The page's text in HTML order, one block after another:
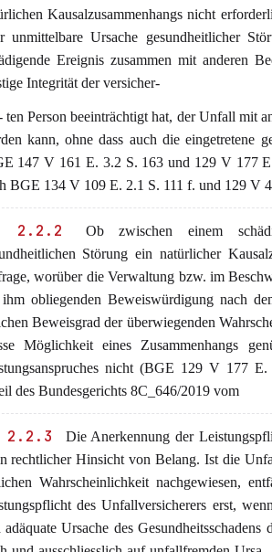
Kausalzusammenhangs nicht
unmittelbare Ursache gesundheitlicher
Ereignis zusammen mit anderen
Integrität der versicher-
ten Person beeinträchtigt hat, der Unfall mit
kann, ohne dass auch die eingetretene
147 V 161 E. 3.2 S. 163 und 129 V 177
BGE 134 V 109 E. 2.1 S. 111 f. und 129 V
2.2.2
Ob zwischen einem
Störung ein natürlicher
worüber die Verwaltung bzw. im
obliegenden Beweiswürdigung nach
Beweisgrad der überwiegenden
Möglichkeit eines Zusammenhangs
nicht (BGE 129 V 177
des Bundesgerichts 8C_646/2019 vom
2.2.3
Die Anerkennung der
rechtlicher Hinsicht von Belang. Ist die
Wahrscheinlichkeit nachgewiesen,
des Unfallversicherers erst,
adäquate Ursache des